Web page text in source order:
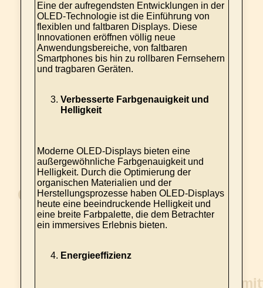
Eine der aufregendsten Entwicklungen in der
OLED-Technologie ist die Einführung von
flexiblen und faltbaren Displays. Diese
Innovationen eröffnen völlig neue
Anwendungsbereiche, von faltbaren
Smartphones bis hin zu rollbaren Fernsehern
und tragbaren Geräten.
Verbesserte Farbgenauigkeit und
Helligkeit
Moderne OLED-Displays bieten eine
außergewöhnliche Farbgenauigkeit und
Helligkeit. Durch die Optimierung der
organischen Materialien und der
Herstellungsprozesse haben OLED-Displays
heute eine beeindruckende Helligkeit und
eine breite Farbpalette, die dem Betrachter
ein immersives Erlebnis bieten.
Energieeffizienz